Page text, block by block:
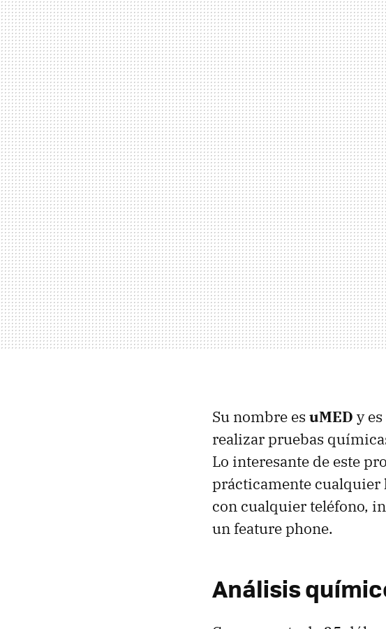
Su nombre es uMED y
realizar pruebas
Lo interesante de este
prácticamente cualquier
con cualquier teléfono,
un feature phone.
Análisis